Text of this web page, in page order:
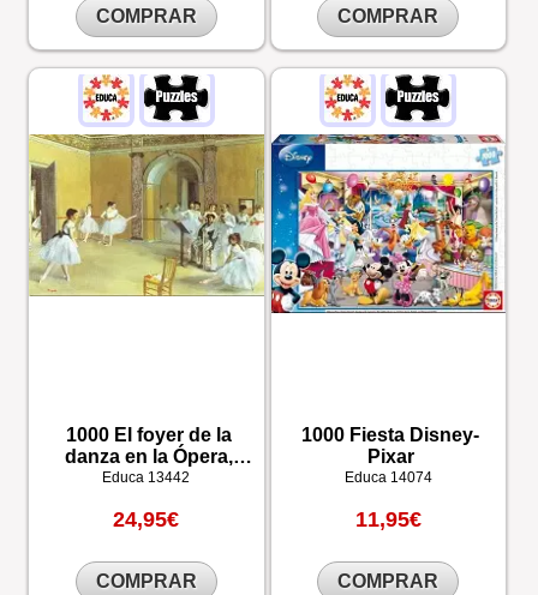
COMPRAR COMPRAR
1000 El foyer de la
danza en la Ópera,
Edgar Degas
Educa 13442
24,95€
COMPRAR
1000 Fiesta Disney-
Pixar
Educa 14074
11,95€
COMPRAR